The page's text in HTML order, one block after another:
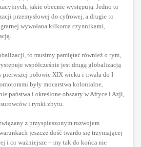
jakie obecnie występują. Jedno to
przemysłowej do cyfrowej, a drugie to
wywołana kilkoma czynnikami,
to musimy pamiętać również o tym,
współcześnie jest drugą globalizacją
pierwszej połowie XIX wieku i trwała do I
były mocarstwa kolonialne,
państwa i określone obszary w Afryce i Azji,
i rynki zbytu.
z przyspieszonym rozwojem
jeszcze dość twardo się trzymającej
i co ważniejsze – my tak do końca nie